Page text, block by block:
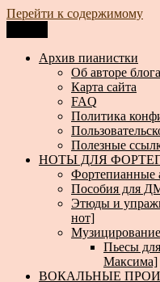
Перейти к содержимому
Архив пианистки
Всё для пианистов: ноты,
Архив пианистки
Об авторе
Карта сайта
FAQ
Политика
Полезные
НОТЫ ДЛЯ
Фортепианные
Пособия для
Этюды и
нот]
Пьесы
Максима]
ВОКАЛЬНЫЕ